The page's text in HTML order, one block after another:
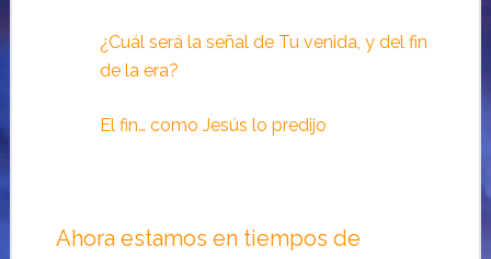
¿Cuál será la señal de Tu venida, y del fin
de la era?
El fin… como Jesús lo predijo
Ahora estamos en tiempos de